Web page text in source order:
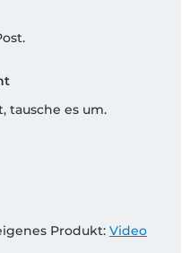
tausche es um.
Produkt: Video